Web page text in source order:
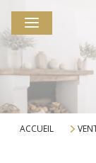
ACCUEIL